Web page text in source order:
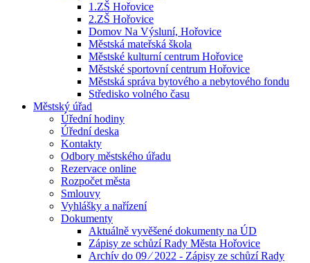
1.ZŠ Hořovice
2.ZŠ Hořovice
Domov Na Výsluní, Hořovice
Městská mateřská škola
Městské kulturní centrum Hořovice
Městské sportovní centrum Hořovice
Městská správa bytového a nebytového fondu
Středisko volného času
Městský úřad
Úřední hodiny
Úřední deska
Kontakty
Odbory městského úřadu
Rezervace online
Rozpočet města
Smlouvy
Vyhlášky a nařízení
Dokumenty
Aktuálně vyvěšené dokumenty na ÚD
Zápisy ze schůzí Rady Města Hořovice
Archív do 09 ⁄ 2022 - Zápisy ze schůzí Rady